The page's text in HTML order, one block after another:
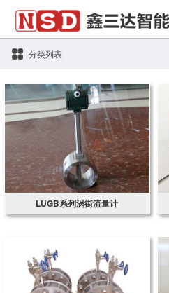
分类列表
LUGB系列涡街流量计